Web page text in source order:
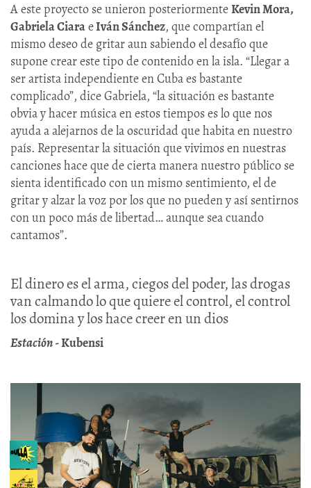
A este proyecto se unieron posteriormenteKevin Mora,
Gabriela CiaraeIván Sánchez, que compartían el
mismo deseo de gritar aun sabiendo el desafío que
supone crear este tipo de contenido en la isla. “Llegar a
ser artista independiente en Cuba es bastante
complicado”, dice Gabriela, “la situación es bastante
obvia y hacer música en estos tiempos es lo que nos
ayuda a alejarnos de la oscuridad que habita en nuestro
país. Representar la situación que vivimos en nuestras
canciones hace que de cierta manera nuestro público se
sienta identificado con un mismo sentimiento, el de
gritar y alzar la voz por los que no pueden y así sentirnos
con un poco más de libertad… aunque sea cuando
cantamos”.
El dinero es el arma, ciegos del poder, las drogas
van calmando lo que quiere el control, el control
los domina y los hace creer en un dios
Estación- Kubensi